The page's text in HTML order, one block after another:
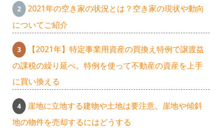
2021年の空き家の状況とは？空き家の現状や動向
についてご紹介
【2021年】特定事業用資産の買換え特例で譲渡益
の課税の繰り延べ。特例を使って不動産の資産を上手
に買い換える
崖地に立地する建物や土地は要注意。崖地や傾斜
地の物件を売却するにはどうする